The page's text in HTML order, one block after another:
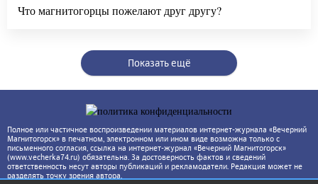
Что магнитогорцы пожелают друг другу?
Показать ещё
Полное или частичное воспроизведении материалов интернет-журнала «Вечерний
Магнитогорск» в печатном, электронном или ином виде возможна только с
письменного согласия, ссылка на интернет-журнал «Вечерний Магнитогорск»
(www.vecherka74.ru) обязательна. За достоверность фактов и сведений
ответственность несут авторы публикаций и рекламодатели. Редакция может не
разделять точку зрения автора.